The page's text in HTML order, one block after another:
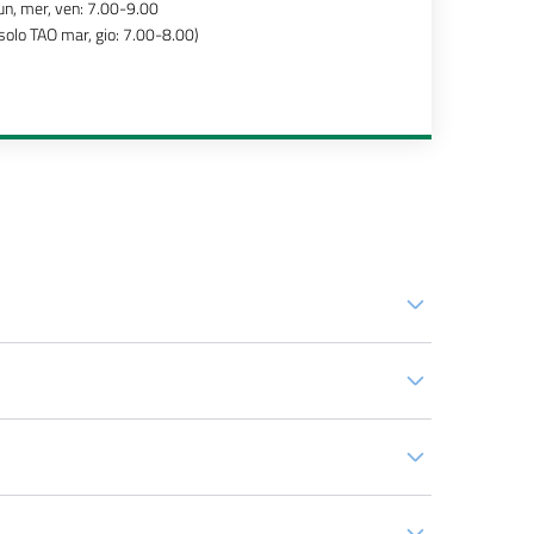
mer, ven: 7.00-9.00
TAO mar, gio: 7.00-8.00)